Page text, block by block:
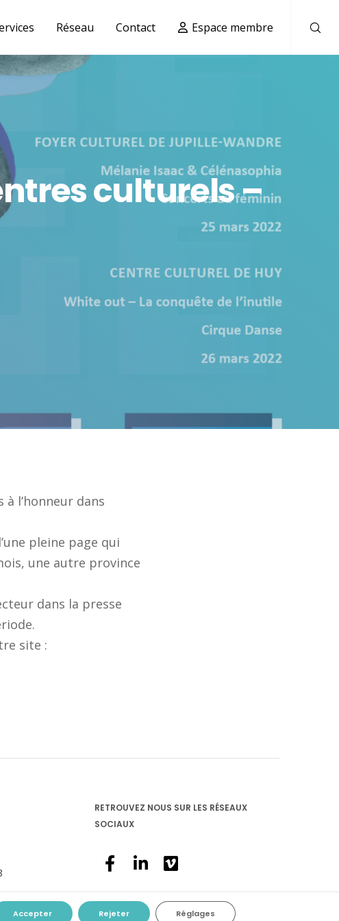
Réseau Contact Espace membre
culturels –
l’honneur dans
pleine page qui
une autre province
dans la presse
site :
RETROUVEZ NOUS SUR LES RÉSEAUX
SOCIAUX
Accepter Rejeter Réglages